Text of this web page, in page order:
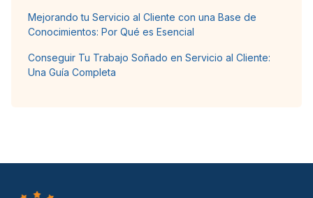
Mejorando tu Servicio al Cliente con una Base de
Conocimientos: Por Qué es Esencial
Conseguir Tu Trabajo Soñado en Servicio al Cliente:
Una Guía Completa